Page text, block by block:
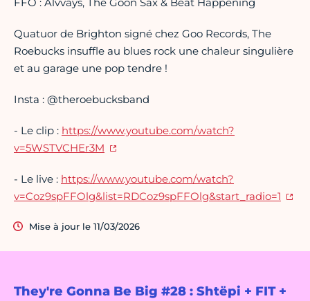
They're Gonna Be Big #28 : Shtëpi + FIT +
FFO : Alvvays, The Goon Sax & Beat Happening
Quatuor de Brighton signé chez Goo Records, The
Roebucks insuffle au blues rock une chaleur singulière
et au garage une pop tendre !
Insta : @theroebucksband
- Le clip : https://www.youtube.com/watch?
v=5WSTVCHEr3M
- Le live : https://www.youtube.com/watch?
v=Coz9spFFOlg&list=RDCoz9spFFOlg&start_radio=1
Mise à jour le 11/03/2026